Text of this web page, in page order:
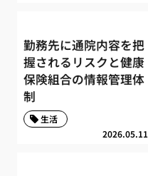
勤務先に通院内容を把
握されるリスクと健康
保険組合の情報管理体
制
2026.05.11
生活